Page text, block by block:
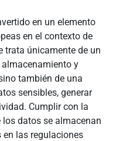
en un elemento
en el contexto de
trata únicamente de un
y
también de una
sensibles, generar
Cumplir con la
datos se almacenan
las regulaciones